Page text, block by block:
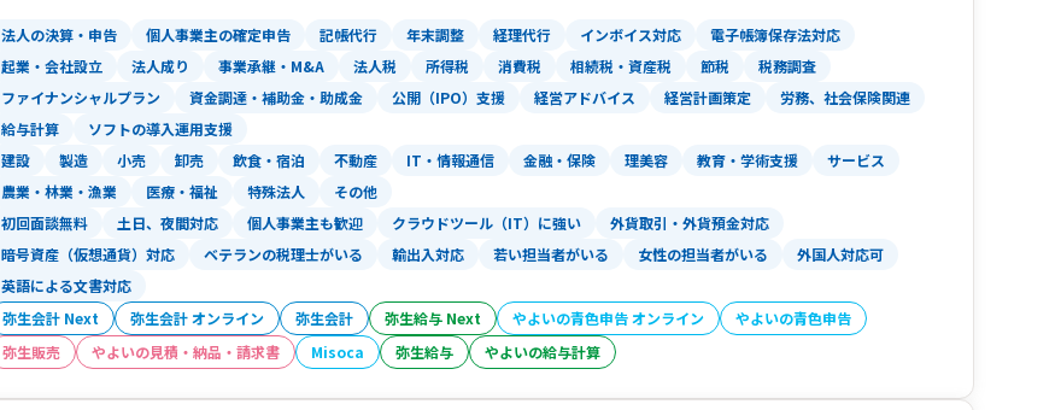
法人の決算・申告 個人事業主の確定申告 記帳代行 年末調整 経理代行 インボイス対応
電子帳簿保存法対応
起業・会社設立
法人成り 事業承継・M&A 法人税 所得税 消費税 相続税・資産税 節税
税務調査
ファイナンシャルプラン
資金調達・補助金・助成金 公開（IPO）支援 経営アドバイス 経営計画策定
労務、社会保険関連
給与計算
ソフトの導入運用支援
建設 製造 小売 卸売 飲食・宿泊 不動産 IT・情報通信 金融・保険 理美容 教育・学術支援
サービス
農業・林業・漁業
医療・福祉 特殊法人 その他
初回面談無料 土日、夜間対応 個人事業主も歓迎 クラウドツール（IT）に強い
外貨取引・外貨預金対応
暗号資産（仮想通貨）対応
ベテランの税理士がいる 輸出入対応 若い担当者がいる 女性の担当者がいる
外国人対応可
英語による文書対応
弥生会計 Next 弥生会計 オンライン 弥生会計 弥生給与 Next やよいの青色申告 オンライン
やよいの青色申告
弥生販売
やよいの見積・納品・請求書 Misoca 弥生給与 やよいの給与計算